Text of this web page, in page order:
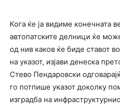
Кога ќе ја видиме конечната
автопатските делници ќе
од нив каков ќе биде ставот
на указот, изјави денеска
Стево Пендаровски
го потпише указот доколку
изградба на